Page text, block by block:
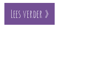
Lees verder »